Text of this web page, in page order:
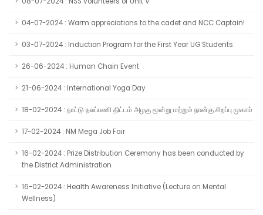
04-07-2024 : Warm appreciations to the cadet and NCC Captain!
03-07-2024 : Induction Program for the First Year UG Students
26-06-2024 : Human Chain Event
21-06-2024 : International Yoga Day
18-02-2024 : நாட்டு நலப்பணி திட்டம் அழகு மூன்று மற்றும் நான்கு சிறப்பு முகாம்
17-02-2024 : NM Mega Job Fair
16-02-2024 : Prize Distribution Ceremony has been conducted by
the District Administration
16-02-2024 : Health Awareness Initiative (Lecture on Mental
Wellness)